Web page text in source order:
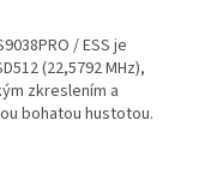
/ ESS je
(22,5792 MHz),
zkreslením a
bohatou hustotou.